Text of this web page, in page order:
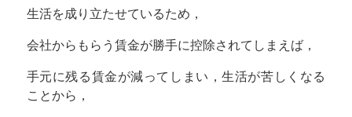
生活を成り立たせているため，
会社からもらう賃金が勝手に控除されてしまえば，
手元に残る賃金が減ってしまい，生活が苦しくなる
ことから，